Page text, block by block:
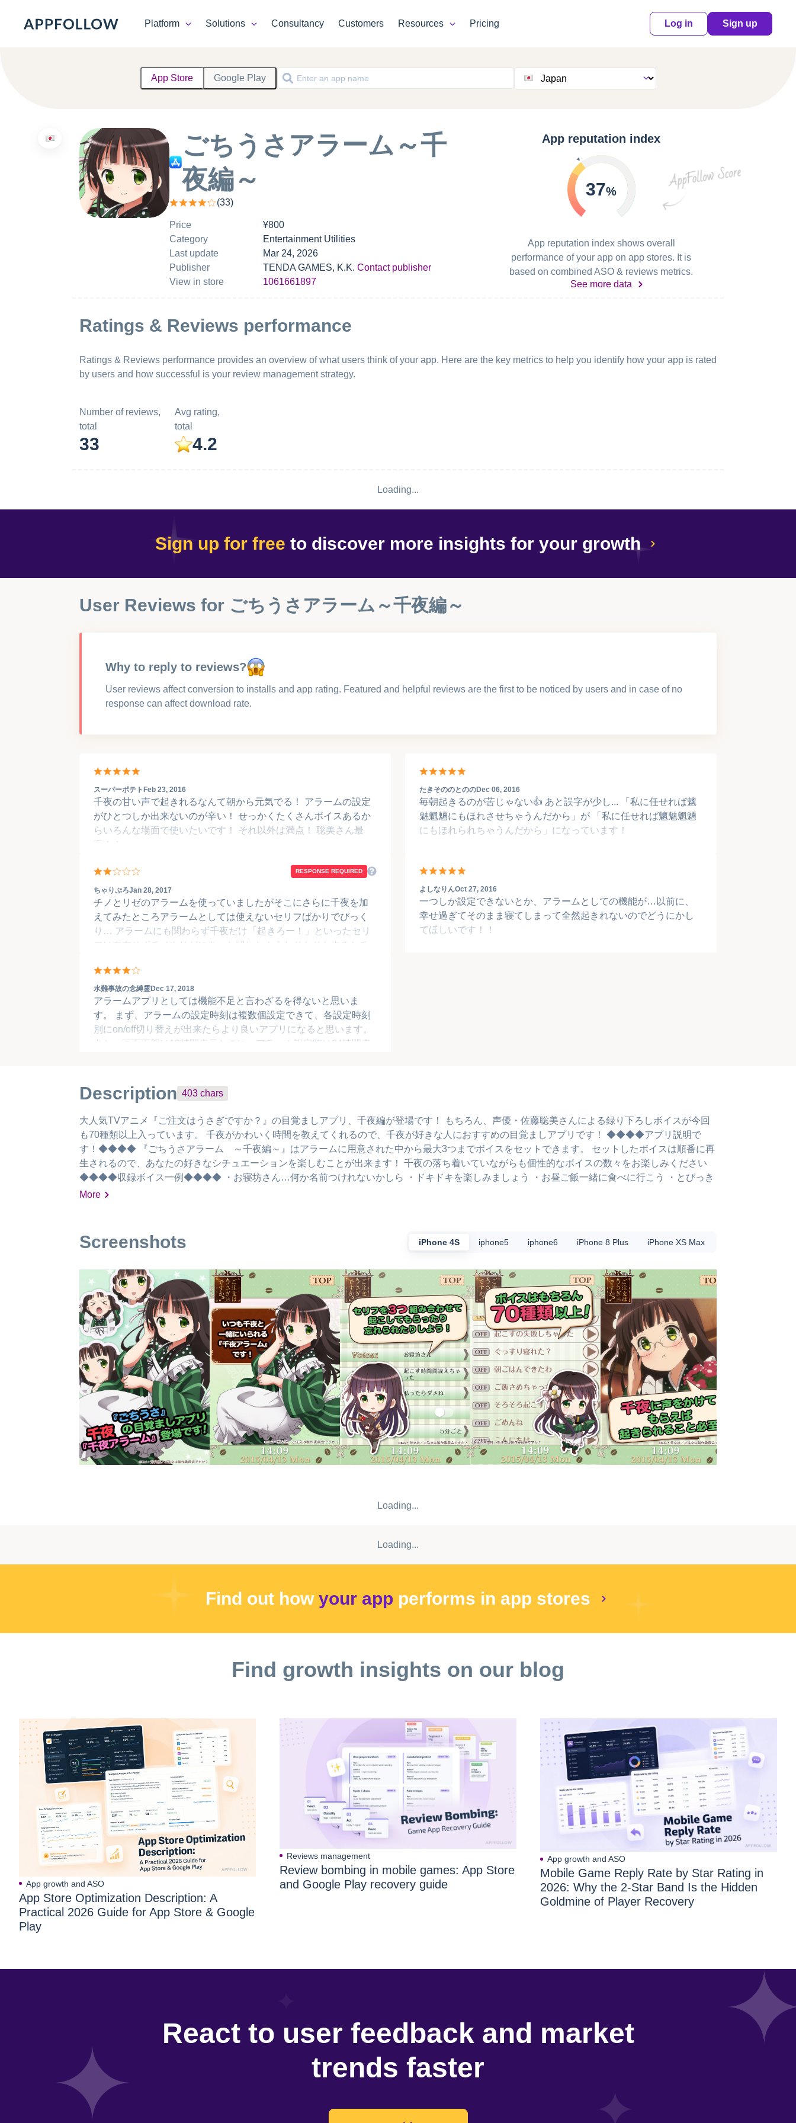
Platform Solutions Consultancy Customers Resources Pricing Log in Sign up
App Store Google Play
ごちうさアラーム～千
夜編～
(33)
Price
¥800
Category
Entertainment Utilities
Last update
Mar 24, 2026
Publisher
TENDA GAMES, K.K. Contact publisher
View in store
1061661897
App reputation index
37%
App reputation index shows overall
performance of your app on app stores. It is
based on combined ASO & reviews metrics.
See more data
Ratings & Reviews performance
Ratings & Reviews performance provides an overview of what users think of your app. Here are the key metrics to help you identify how your app is rated
by users and how successful is your review management strategy.
Number of reviews,
total
33
Avg rating,
total
4.2
Loading...
Sign up for free to discover more insights for your growth
User Reviews for ごちうさアラーム～千夜編～
Why to reply to reviews?
User reviews affect conversion to installs and app rating. Featured and helpful reviews are the first to be noticed by users and in case of no
response can affect download rate.
スーパーポテト Feb 23, 2016
千夜の甘い声で起きれるなんて朝から元気でる！ アラームの設定
がひとつしか出来ないのが辛い！ せっかくたくさんボイスあるか
らいろんな場面で使いたいです！ それ以外は満点！ 聡美さん最
高！！
RESPONSE REQUIRED
ちゃりぷろJan 28, 2017
チノとリゼのアラームを使っていましたがそこにさらに千夜を加
えてみたところアラームとしては使えないセリフばかりでびっく
り… アラームにも関わらず千夜だけ「起きろー！」といったセリ
フは存在せずチノやリゼにあった照れたようなドキドキするシチ
でなのに無駄に細かく分けられた続けて流すことを想定したセリ
フが多すぎです きっとセリフ担当者は考案時疲れていたのでしょ
う 自分が担当者だったらもっとまともなセリフを設定できた思い
ます
水難事故の念縛霊Dec 17, 2018
アラームアプリとしては機能不足と言わざるを得ないと思いま
す。 まず、アラームの設定時刻は複数個設定できて、各設定時刻
別にon/off切り替えが出来たらより良いアプリになると思います。
あと、画面下部は12時間表示なのに、アラーム設定時は24時間表
たきそののとののDec 06, 2016
毎朝起きるのが苦じゃない👍 あと誤字が少し... 「私に任せれば魑
魅魍魎にもほれさせちゃうんだから」が 「私に任せれば魑魅魍魎
にもほれられちゃうんだから」になっています！
よしなりんOct 27, 2016
一つしか設定できないとか、アラームとしての機能が…以前に、
幸せ過ぎてそのまま寝てしまって全然起きれないのでどうにかし
てほしいです！！
Description 403 chars
大人気TVアニメ『ご注文はうさぎですか？』の目覚ましアプリ、千夜編が登場です！ もちろん、声優・佐藤聡美さんによる録り下ろしボイスが今回
も70種類以上入っています。 千夜がかわいく時間を教えてくれるので、千夜が好きな人におすすめの目覚ましアプリです！ ◆◆◆◆アプリ説明で
す！◆◆◆◆ 『ごちうさアラーム ～千夜編～』はアラームに用意された中から最大3つまでボイスをセットできます。 セットしたボイスは順番に再
生されるので、あなたの好きなシチュエーションを楽しむことが出来ます！ 千夜の落ち着いていながらも個性的なボイスの数々をお楽しみください
◆◆◆◆収録ボイス一例◆◆◆◆ ・お寝坊さん…何か名前つけれないかしら ・ドキドキを楽しみましょう ・お昼ご飯一緒に食べに行こう ・とびっき
りの怪談を教えて ・さぁにんにくを巻いて梅干しをおへそに… ©Koi・芳文社／ご注文は製作委員会ですか？
More
Screenshots iPhone 4S iphone5 iphone6 iPhone 8 Plus iPhone XS Max
Loading...
Loading...
Find out how your app performs in app stores
Find growth insights on our blog
App growth and ASO
App Store Optimization Description: A
Practical 2026 Guide for App Store & Google
Play
Reviews management
Review bombing in mobile games: App Store
and Google Play recovery guide
App growth and ASO
Mobile Game Reply Rate by Star Rating in
2026: Why the 2-Star Band Is the Hidden
Goldmine of Player Recovery
React to user feedback and market
trends faster